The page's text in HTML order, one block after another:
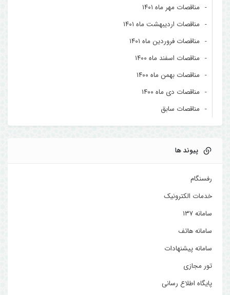
مناقصات مهر ماه ۱۴۰۱
مناقصات اردیبهشت ماه ۱۴۰۱
مناقصات فروردین ماه ۱۴۰۱
مناقصات اسفند ماه ۱۴۰۰
مناقصات بهمن ماه ۱۴۰۰
مناقصات دی ماه ۱۴۰۰
مناقصات سابق
پیوند ها
رفسنگام
خدمات الکترونیک
سامانه ۱۳۷
سامانه هاتف
سامانه پیشنهادات
تور مجازی
پایگاه اطلاع رسانی